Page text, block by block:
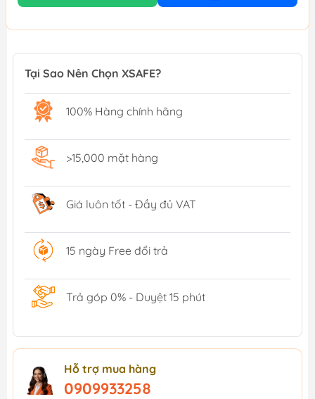
Tại Sao Nên Chọn XSAFE?
100% Hàng chính hãng
>15,000 mặt hàng
Giá luôn tốt - Đầy đủ VAT
15 ngày Free đổi trả
Trả góp 0% - Duyệt 15 phút
Hỗ trợ mua hàng
0909933258